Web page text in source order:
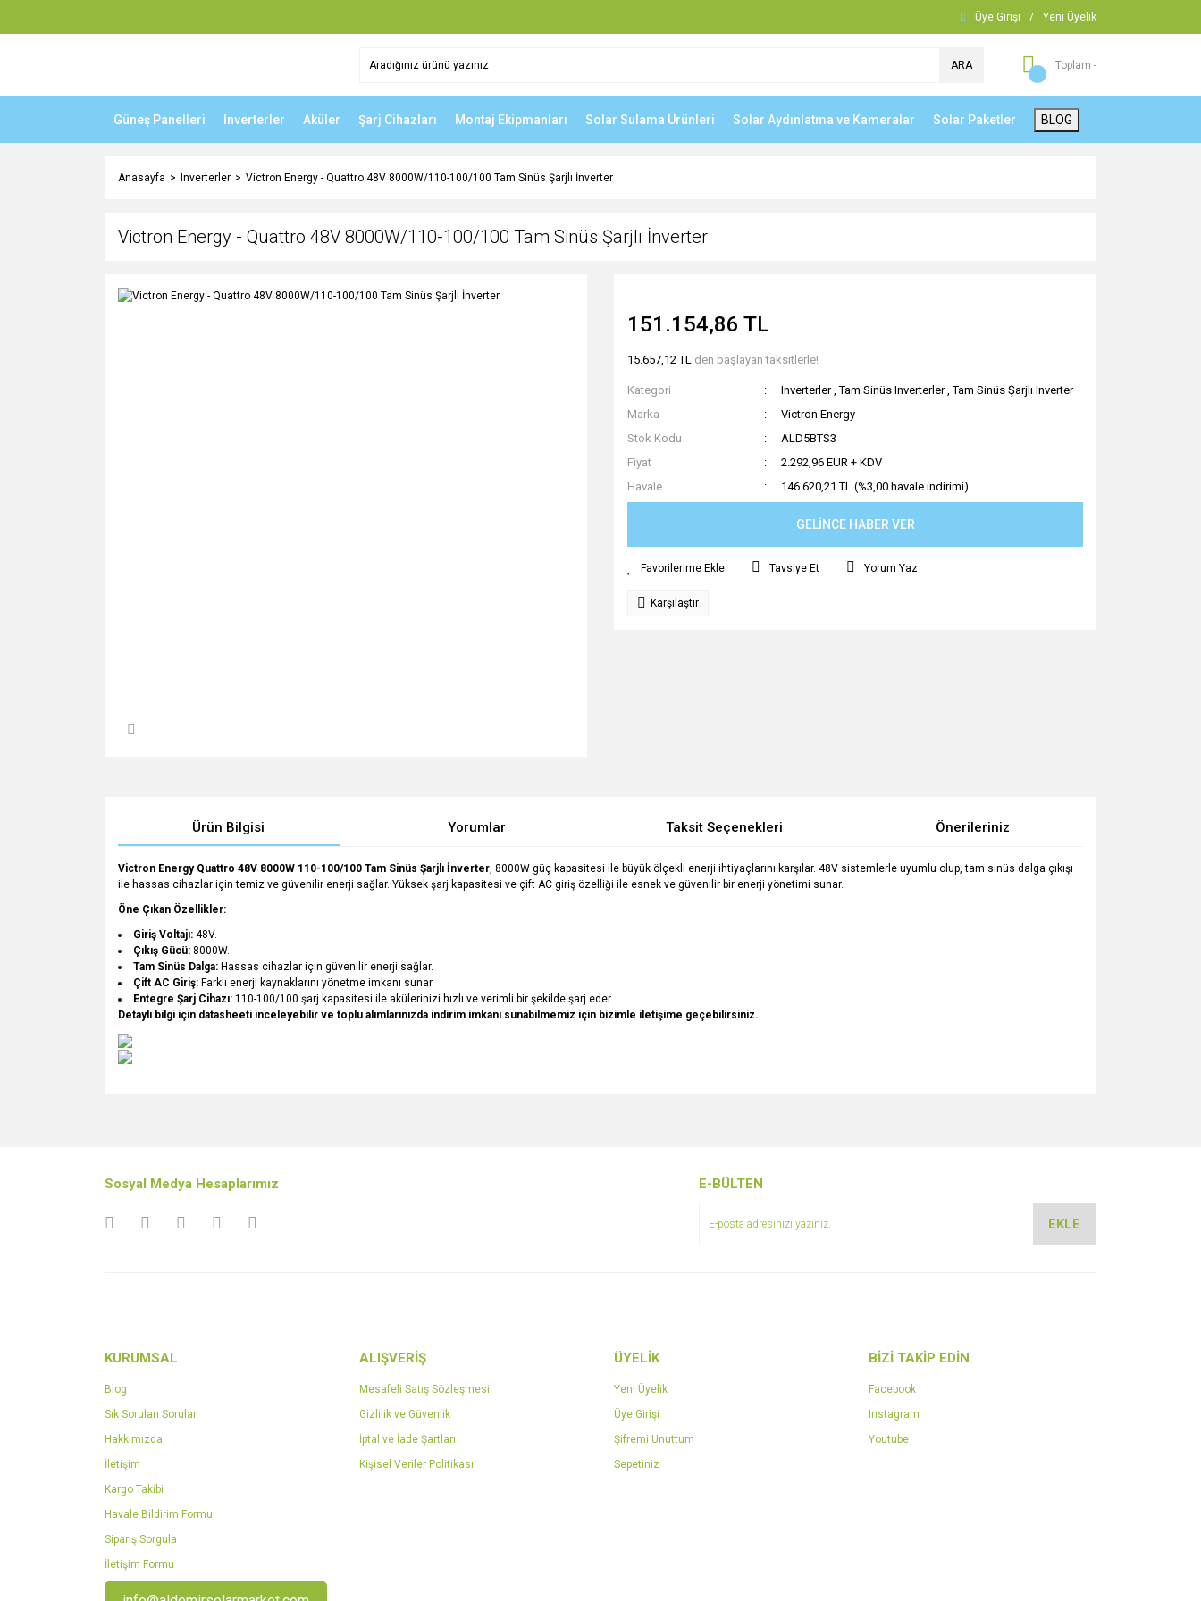
Üye Girişi / Yeni Üyelik
ARA Toplam -
Güneş Panelleri Inverterler Aküler Şarj Cihazları Montaj Ekipmanları Solar Sulama Ürünleri Solar Aydınlatma ve Kameralar Solar Paketler BLOG
Anasayfa Inverterler Victron Energy - Quattro 48V 8000W/110-100/100 Tam Sinüs Şarjlı İnverter
Victron Energy - Quattro 48V 8000W/110-100/100 Tam Sinüs Şarjlı İnverter
151.154,86 TL
15.657,12 TL den başlayan taksitlerle!
Kategori Inverterler ,Tam Sinüs Inverterler ,Tam Sinüs Şarjlı Inverter
Marka
Victron Energy
Stok Kodu
ALD5BTS3
Fiyat
2.292,96 EUR + KDV
Havale
146.620,21 TL (%3,00 havale indirimi)
GELİNCE HABER VER
Tavsiye Et Yorum Yaz
Karşılaştır
Ürün Bilgisi Yorumlar Taksit Seçenekleri Önerileriniz
Victron Energy Quattro 48V 8000W 110-100/100 Tam Sinüs Şarjlı İnverter, 8000W güç kapasitesi ile büyük ölçekli enerji ihtiyaçlarını karşılar. 48V sistemlerle uyumlu olup, tam sinüs dalga çıkışı
ile hassas cihazlar için temiz ve güvenilir enerji sağlar. Yüksek şarj kapasitesi ve çift AC giriş özelliği ile esnek ve güvenilir bir enerji yönetimi sunar.
Öne Çıkan Özellikler:
Giriş Voltajı: 48V.
Çıkış Gücü: 8000W.
Tam Sinüs Dalga: Hassas cihazlar için güvenilir enerji sağlar.
Çift AC Giriş: Farklı enerji kaynaklarını yönetme imkanı sunar.
Entegre Şarj Cihazı: 110-100/100 şarj kapasitesi ile akülerinizi hızlı ve verimli bir şekilde şarj eder.
Detaylı bilgi için datasheeti inceleyebilir ve toplu alımlarınızda indirim imkanı sunabilmemiz için bizimle iletişime geçebilirsiniz.
Ürün açıklamasında eksik bilgiler bulunuyor.
Sosyal Medya Hesaplarımız E-BÜLTEN
EKLE
KURUMSAL
Blog
Sık Sorulan Sorular
Hakkımızda
İletişim
Kargo Takibi
Havale Bildirim Formu
Sipariş Sorgula
İletişim Formu
ALIŞVERİŞ
Mesafeli Satış Sözleşmesi
Gizlilik ve Güvenlik
İptal ve İade Şartları
Kişisel Veriler Politikası
ÜYELİK
Yeni Üyelik
Üye Girişi
Şifremi Unuttum
Sepetiniz
BİZİ TAKİP EDİN
Facebook
Instagram
Youtube